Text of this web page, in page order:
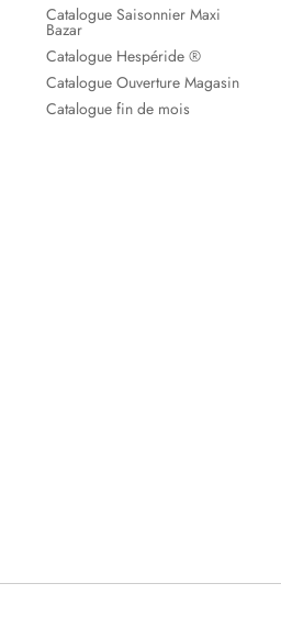
Catalogue Saisonnier Maxi
Bazar
Catalogue Hespéride ®
Catalogue Ouverture Magasin
Catalogue fin de mois